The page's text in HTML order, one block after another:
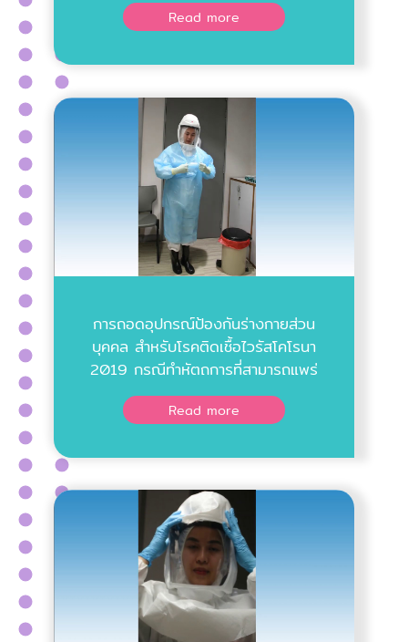
Read more
การถอดอุปกรณ์ป้องกันร่างกายส่วน
บุคคล สำหรับโรคติดเชื้อไวรัสโคโรนา
2019 กรณีทำหัตถการที่สามารถแพร่
ผ่านทางละอองฝอยขนาดเล็ก
Read more